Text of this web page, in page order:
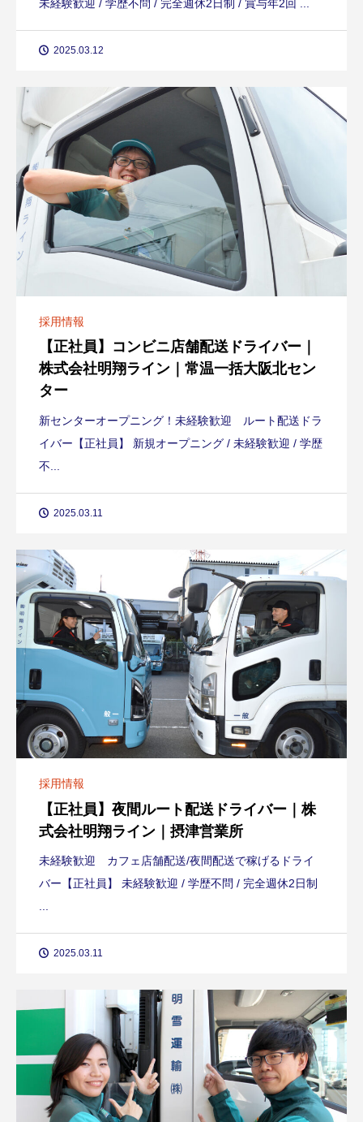
未経験歓迎 / 学歴不問 / 完全週休2日制 / 賞与年2回 ...
2025.03.12
採用情報
【正社員】コンビニ店舗配送ドライバー｜
株式会社明翔ライン｜常温一括大阪北セン
ター
新センターオープニング！未経験歓迎 ルート配送ドラ
イバー【正社員】 新規オープニング / 未経験歓迎 / 学歴
不...
2025.03.11
採用情報
【正社員】夜間ルート配送ドライバー｜株
式会社明翔ライン｜摂津営業所
未経験歓迎 カフェ店舗配送/夜間配送で稼げるドライ
バー【正社員】 未経験歓迎 / 学歴不問 / 完全週休2日制
...
2025.03.11